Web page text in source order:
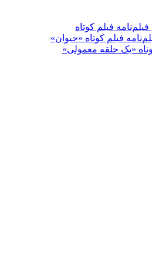
فیلم کوتاه
فیلم کوتاه «حیوان»
«یک حلقه معمولی»